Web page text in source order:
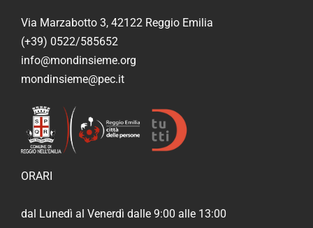
Via Marzabotto 3, 42122 Reggio Emilia
(+39) 0522/585652
info@mondinsieme.org
mondinsieme@pec.it
ORARI
dal Lunedì al Venerdì dalle 9:00 alle 13:00